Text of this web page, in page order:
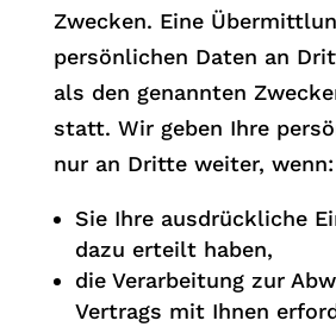
Zwecken. Eine
persönlichen Daten an
als den genannten
statt. Wir geben Ihre
nur an Dritte weiter, wenn:
Sie Ihre ausdrückliche
dazu erteilt haben,
die Verarbeitung zur
Vertrags mit Ihnen